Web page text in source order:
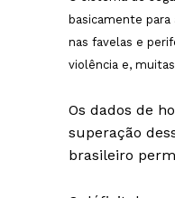
basicamente
nas favelas e
violência e,
Os dados de
superação
brasileiro